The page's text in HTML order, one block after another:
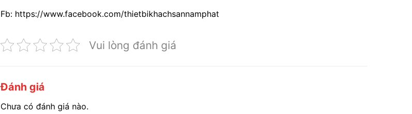
Fb: https://www.facebook.com/thietbikhachsannamphat
Vui lòng đánh giá
Đánh giá
Chưa có đánh giá nào.